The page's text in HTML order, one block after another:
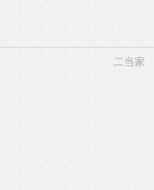
二当家